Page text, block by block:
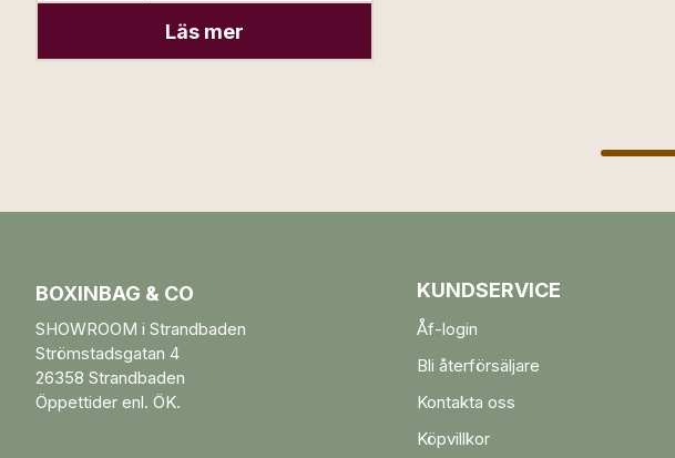
Läs mer
BOXINBAG & CO
SHOWROOM i Strandbaden
Strömstadsgatan 4
26358 Strandbaden
Öppettider enl. ÖK.
KUNDSERVICE
Åf-login
Bli återförsäljare
Kontakta oss
Köpvillkor